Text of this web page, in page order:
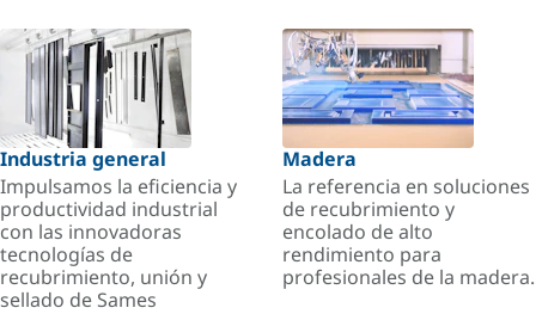
Industria general
Impulsamos la eficiencia y
productividad industrial
con las innovadoras
tecnologías de
recubrimiento, unión y
sellado de Sames
Madera
La referencia en soluciones
de recubrimiento y
encolado de alto
rendimiento para
profesionales de la madera.